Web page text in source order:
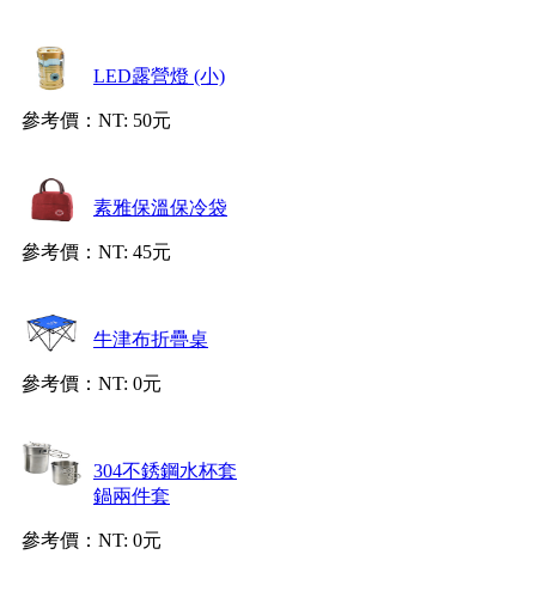
LED露營燈 (小)
參考價： NT: 50元
素雅保溫保冷袋
參考價： NT: 45元
牛津布折疊桌
參考價： NT: 0元
304不銹鋼水杯套
鍋兩件套
參考價： NT: 0元